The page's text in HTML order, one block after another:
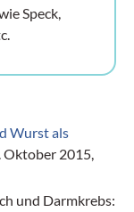
Speck,
Wurst als
2015,
und Darmkrebs: